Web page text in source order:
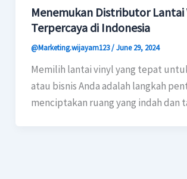
Menemukan Distributor Lantai
Terpercaya di Indonesia
@Marketing.wijayam123/June 29, 2024
Memilih lantai vinyl yang tepat
atau bisnis Anda adalah langkah
menciptakan ruang yang indah dan